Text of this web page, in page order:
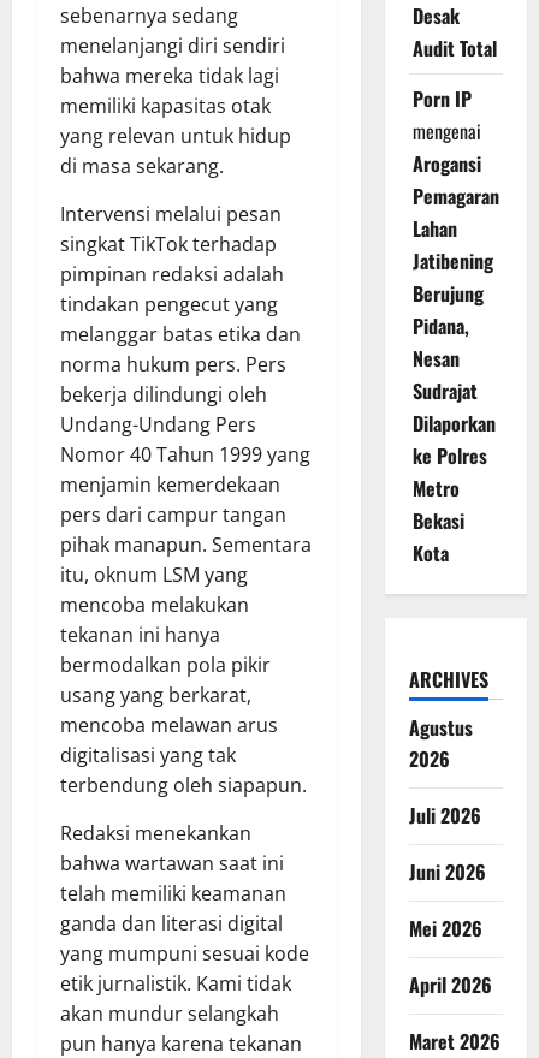
sebenarnya sedang
menelanjangi diri sendiri
bahwa mereka tidak lagi
memiliki kapasitas otak
yang relevan untuk hidup
di masa sekarang.
Intervensi melalui pesan
singkat TikTok terhadap
pimpinan redaksi adalah
tindakan pengecut yang
melanggar batas etika dan
norma hukum pers. Pers
bekerja dilindungi oleh
Undang-Undang Pers
Nomor 40 Tahun 1999 yang
menjamin kemerdekaan
pers dari campur tangan
pihak manapun. Sementara
itu, oknum LSM yang
mencoba melakukan
tekanan ini hanya
bermodalkan pola pikir
usang yang berkarat,
mencoba melawan arus
digitalisasi yang tak
terbendung oleh siapapun.
Redaksi menekankan
bahwa wartawan saat ini
telah memiliki keamanan
ganda dan literasi digital
yang mumpuni sesuai kode
etik jurnalistik. Kami tidak
akan mundur selangkah
pun hanya karena tekanan
Desak
Audit Total
Porn IP
mengenai
Arogansi
Pemagaran
Lahan
Jatibening
Berujung
Pidana,
Nesan
Sudrajat
Dilaporkan
ke Polres
Metro
Bekasi
Kota
ARCHIVES
Agustus
2026
Juli 2026
Juni 2026
Mei 2026
April 2026
Maret 2026